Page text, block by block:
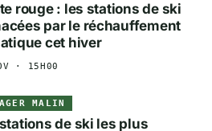
rouge : les stations de ski
par le réchauffement
cet hiver
· 15H00
MALIN
de ski les plus